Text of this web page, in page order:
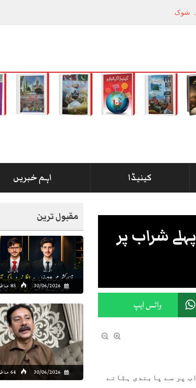
نواز میر کی گرفتاری، دھرنا جاری
کینیڈا اہم خبریں
مقبول ترین
30/06/2026 85 مناظر
30/06/2026 64 مناظر
نے فیفا 2034 سے پہلے شراب پر
واٹس ایپ
کی وجہ سے شراب پر سے پابندی ہٹانے